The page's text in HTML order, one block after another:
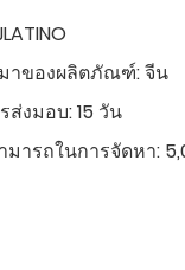
าของผลิตภัณฑ์:จีน
ส่งมอบ:15 วัน
มารถในการจัดหา: